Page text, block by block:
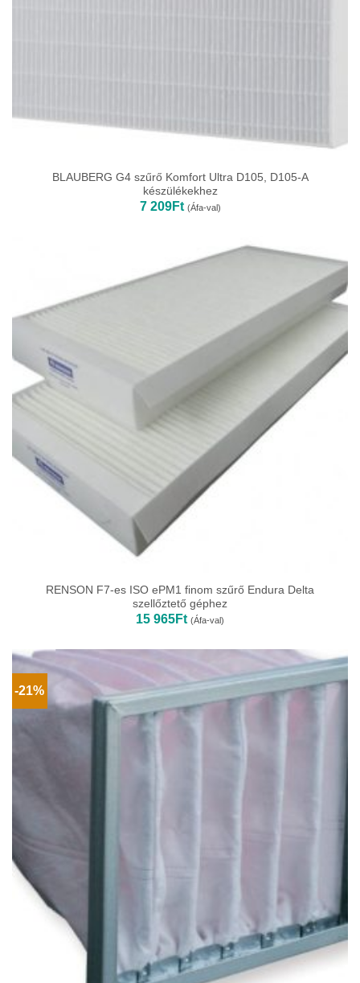
BLAUBERG G4 szűrő Komfort Ultra D105, D105-A
készülékekhez
7 209Ft (Áfa-val)
RENSON F7-es ISO ePM1 finom szűrő Endura Delta
szellőztető géphez
15 965Ft (Áfa-val)
-21%